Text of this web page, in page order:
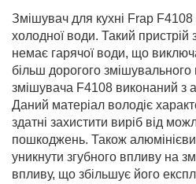
Змішувач для кухні Frap
холодної води. Такий пристрій
немає гарячої води, що
більш дорогого
змішувача F4108 виконаний з
Даний матеріал володіє
здатні захистити виріб від
пошкоджень. Також
уникнути згубного впливу на
впливу, що збільшує його